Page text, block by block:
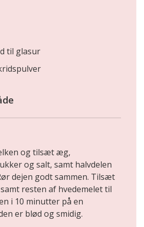
til glasur
og tilsæt æg,
og salt, samt halvdelen
dejen godt sammen. Tilsæt
resten af hvedemelet til
i 10 minutter på en
er blød og smidig.